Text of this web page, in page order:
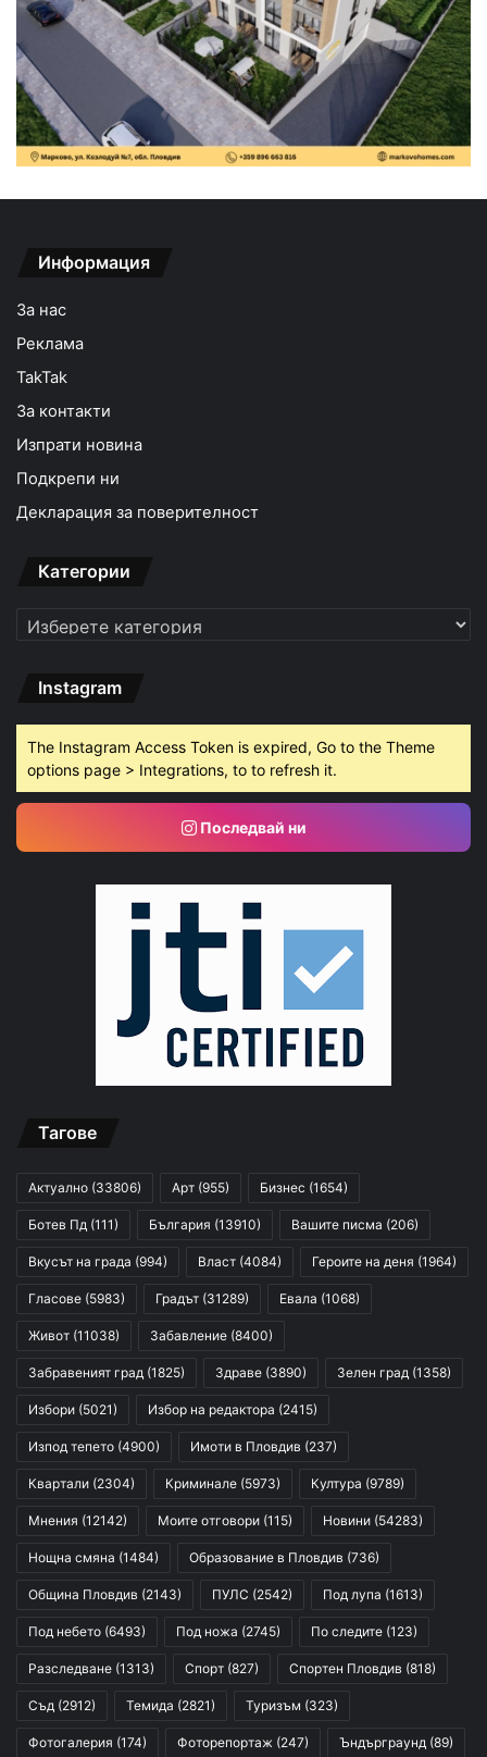
Информация
За нас
Реклама
TakTak
За контакти
Изпрати новина
Подкрепи ни
Декларация за поверителност
Категории
Категории
Instagram
The Instagram Access Token is expired, Go to the Theme
options page > Integrations, to to refresh it.
Последвай ни
Тагове
Актуално (33806) Арт (955) Бизнес (1654)
Ботев Пд (111) България (13910) Вашите писма (206)
Вкусът на града (994) Власт (4084) Героите на деня (1964)
Гласове (5983) Градът (31289) Евала (1068)
Живот (11038) Забавление (8400)
Забравеният град (1825) Здраве (3890) Зелен град (1358)
Избори (5021) Избор на редактора (2415)
Изпод тепето (4900) Имоти в Пловдив (237)
Квартали (2304) Криминале (5973) Култура (9789)
Мнения (12142) Моите отговори (115) Новини (54283)
Нощна смяна (1484) Образование в Пловдив (736)
Община Пловдив (2143) ПУЛС (2542) Под лупа (1613)
Под небето (6493) Под ножа (2745) По следите (123)
Разследване (1313) Спорт (827) Спортен Пловдив (818)
Съд (2912) Темида (2821) Туризъм (323)
Фотогалерия (174) Фоторепортаж (247) Ъндърграунд (89)